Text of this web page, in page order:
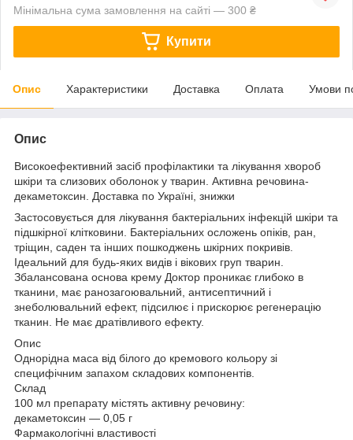
Мінімальна сума замовлення на сайті — 300 ₴
Купити
Опис Характеристики Доставка Оплата Умови
Опис
Високоефективний засіб профілактики та лікування хвороб
шкіри та слизових оболонок у тварин. Активна речовина-
декаметоксин. Доставка по Україні, знижки
Застосовується для лікування бактеріальних інфекцій шкіри та
підшкірної клітковини. Бактеріальних осложень опіків, ран,
тріщин, саден та інших пошкоджень шкірних покривів.
Ідеальний для будь-яких видів і вікових груп тварин.
Збалансована основа крему Доктор проникає глибоко в
тканини, має ранозагоювальний, антисептичний і
знеболювальний ефект, підсилює і прискорює регенерацію
тканин. Не має дратівливого ефекту.
Опис
Однорідна маса від білого до кремового кольору зі
специфічним запахом складових компонентів.
Склад
100 мл препарату містять активну речовину:
декаметоксин — 0,05 г
Фармакологічні властивості